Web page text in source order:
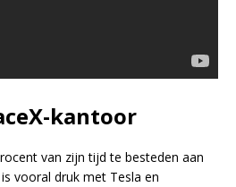
kantoor
van zijn tijd te besteden aan
vooral druk met Tesla en